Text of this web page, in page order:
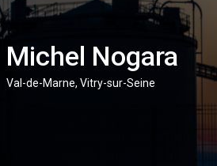
Michel Nogara
Val-de-Marne, Vitry-sur-Seine